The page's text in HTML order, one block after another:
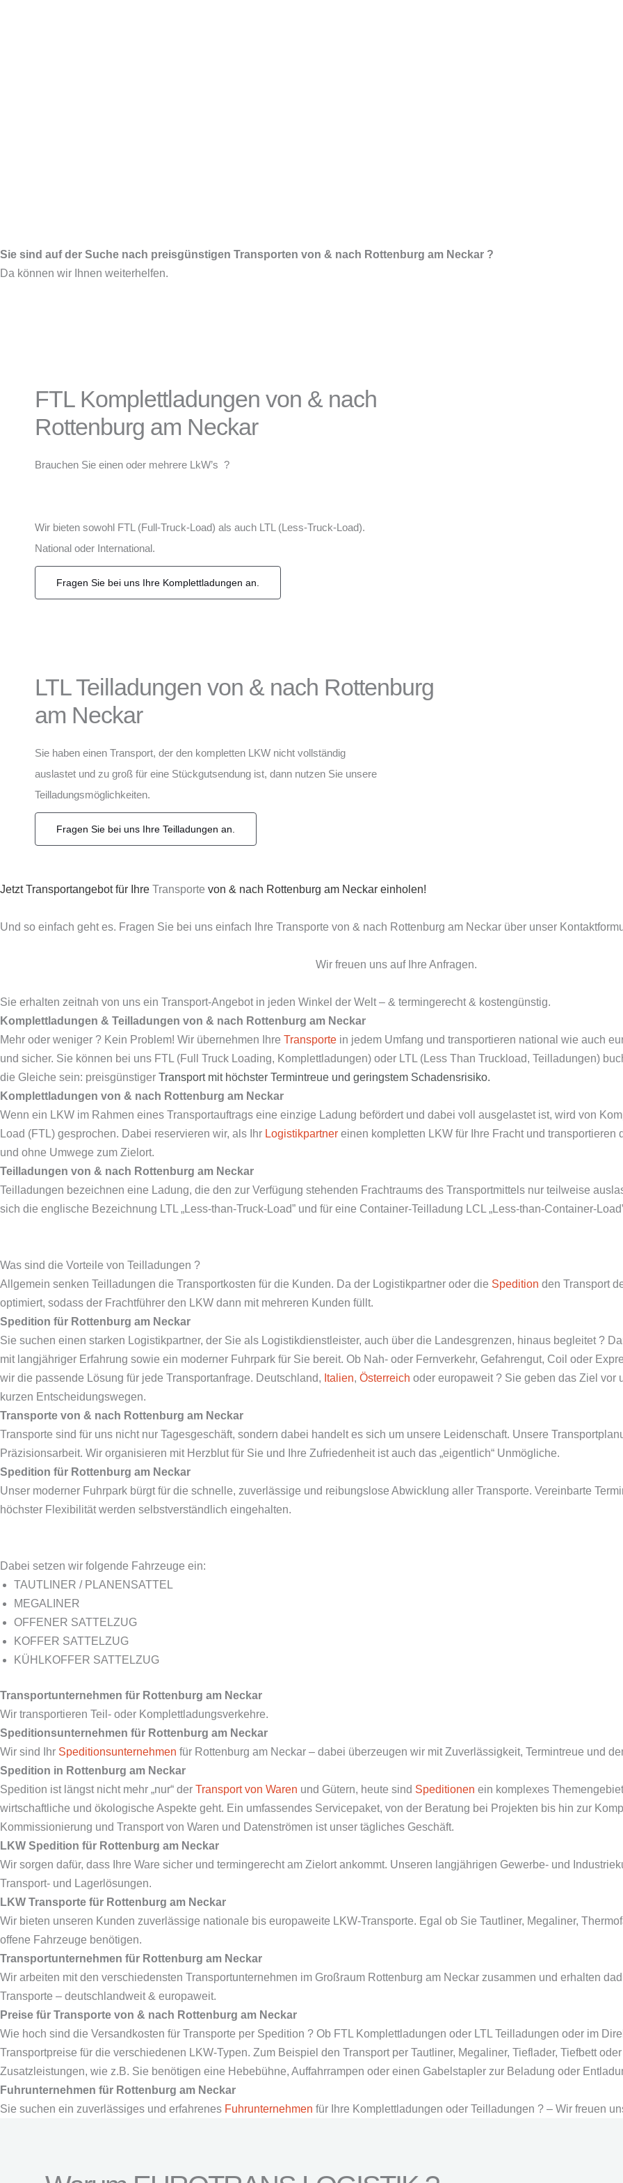
Sie sind auf der Suche nach preisgünstigen Transporten von & nach Rottenburg am Neckar ?
Da können wir Ihnen weiterhelfen.
FTL Komplettladungen von & nach
Rottenburg am Neckar
Brauchen Sie einen oder mehrere LkW’s ?
Wir bieten sowohl FTL (Full-Truck-Load) als auch LTL (Less-Truck-Load).
National oder International.
Fragen Sie bei uns Ihre Komplettladungen an.
LTL Teilladungen von & nach Rottenburg
am Neckar
Sie haben einen Transport, der den kompletten LKW nicht vollständig
auslastet und zu groß für eine Stückgutsendung ist, dann nutzen Sie unsere
Teilladungsmöglichkeiten.
Fragen Sie bei uns Ihre Teilladungen an.
Jetzt Transportangebot für Ihre Transporte von & nach Rottenburg am Neckar einholen!
Und so einfach geht es. Fragen Sie bei uns einfach Ihre Transporte von & nach Rottenburg am Neckar über unser
Wir freuen uns auf Ihre Anfragen.
Sie erhalten zeitnah von uns ein Transport-Angebot in jeden Winkel der Welt – & termingerecht & kostengünstig.
Komplettladungen & Teilladungen von & nach Rottenburg am Neckar
Mehr oder weniger ? Kein Problem! Wir übernehmen Ihre Transporte in jedem Umfang und transportieren national wie auch
und sicher. Sie können bei uns FTL (Full Truck Loading, Komplettladungen) oder LTL (Less Than Truckload, Teilladungen)
die Gleiche sein: preisgünstiger Transport mit höchster Termintreue und geringstem Schadensrisiko.
Komplettladungen von & nach Rottenburg am Neckar
Wenn ein LKW im Rahmen eines Transportauftrags eine einzige Ladung befördert und dabei voll ausgelastet ist, wird von
Load (FTL) gesprochen. Dabei reservieren wir, als Ihr Logistikpartner einen kompletten LKW für Ihre Fracht und
und ohne Umwege zum Zielort.
Teilladungen von & nach Rottenburg am Neckar
Teilladungen bezeichnen eine Ladung, die den zur Verfügung stehenden Frachtraums des Transportmittels nur teilweise
sich die englische Bezeichnung LTL „Less-than-Truck-Load” und für eine Container-Teilladung LCL „Less-than-Container-
Was sind die Vorteile von Teilladungen ?
Allgemein senken Teilladungen die Transportkosten für die Kunden. Da der Logistikpartner oder die Spedition den Transport
optimiert, sodass der Frachtführer den LKW dann mit mehreren Kunden füllt.
Spedition für Rottenburg am Neckar
Sie suchen einen starken Logistikpartner, der Sie als Logistikdienstleister, auch über die Landesgrenzen, hinaus begleitet ?
mit langjähriger Erfahrung sowie ein moderner Fuhrpark für Sie bereit. Ob Nah- oder Fernverkehr, Gefahrengut, Coil oder
wir die passende Lösung für jede Transportanfrage. Deutschland, Italien, Österreich oder europaweit ? Sie geben das Ziel vor
kurzen Entscheidungswegen.
Transporte von & nach Rottenburg am Neckar
Transporte sind für uns nicht nur Tagesgeschäft, sondern dabei handelt es sich um unsere Leidenschaft. Unsere
Präzisionsarbeit. Wir organisieren mit Herzblut für Sie und Ihre Zufriedenheit ist auch das „eigentlich“ Unmögliche.
Spedition für Rottenburg am Neckar
Unser moderner Fuhrpark bürgt für die schnelle, zuverlässige und reibungslose Abwicklung aller Transporte. Vereinbarte
höchster Flexibilität werden selbstverständlich eingehalten.
Dabei setzen wir folgende Fahrzeuge ein:
TAUTLINER / PLANENSATTEL
MEGALINER
OFFENER SATTELZUG
KOFFER SATTELZUG
KÜHLKOFFER SATTELZUG
Transportunternehmen für Rottenburg am Neckar
Wir transportieren Teil- oder Komplettladungsverkehre.
Speditionsunternehmen für Rottenburg am Neckar
Wir sind Ihr Speditionsunternehmen für Rottenburg am Neckar – dabei überzeugen wir mit Zuverlässigkeit, Termintreue und
Spedition in Rottenburg am Neckar
Spedition ist längst nicht mehr „nur“ der Transport von Waren und Gütern, heute sind Speditionen ein komplexes
wirtschaftliche und ökologische Aspekte geht. Ein umfassendes Servicepaket, von der Beratung bei Projekten bis hin zur
Kommissionierung und Transport von Waren und Datenströmen ist unser tägliches Geschäft.
LKW Spedition für Rottenburg am Neckar
Wir sorgen dafür, dass Ihre Ware sicher und termingerecht am Zielort ankommt. Unseren langjährigen Gewerbe- und
Transport- und Lagerlösungen.
LKW Transporte für Rottenburg am Neckar
Wir bieten unseren Kunden zuverlässige nationale bis europaweite LKW-Transporte. Egal ob Sie Tautliner, Megaliner,
offene Fahrzeuge benötigen.
Transportunternehmen für Rottenburg am Neckar
Wir arbeiten mit den verschiedensten Transportunternehmen im Großraum Rottenburg am Neckar zusammen und erhalten
Transporte – deutschlandweit & europaweit.
Preise für Transporte von & nach Rottenburg am Neckar
Wie hoch sind die Versandkosten für Transporte per Spedition ? Ob FTL Komplettladungen oder LTL Teilladungen oder im
Transportpreise für die verschiedenen LKW-Typen. Zum Beispiel den Transport per Tautliner, Megaliner, Tieflader, Tiefbett
Zusatzleistungen, wie z.B. Sie benötigen eine Hebebühne, Auffahrrampen oder einen Gabelstapler zur Beladung oder
Fuhrunternehmen für Rottenburg am Neckar
Sie suchen ein zuverlässiges und erfahrenes Fuhrunternehmen für Ihre Komplettladungen oder Teilladungen ? – Wir freuen